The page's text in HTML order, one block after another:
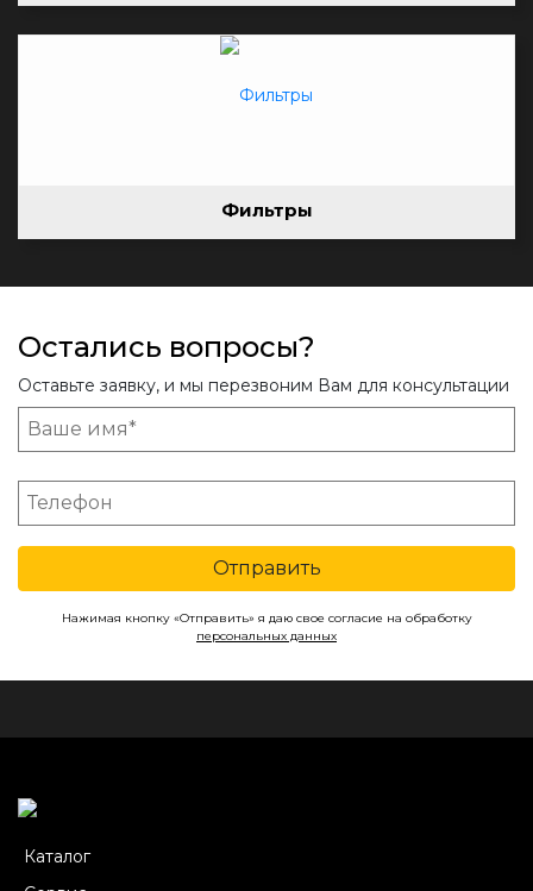
Фильтры
Остались вопросы?
Оставьте заявку, и мы перезвоним Вам для консультации
Отправить
Нажимая кнопку «Отправить» я даю свое согласие на обработку
персональных данных
Каталог